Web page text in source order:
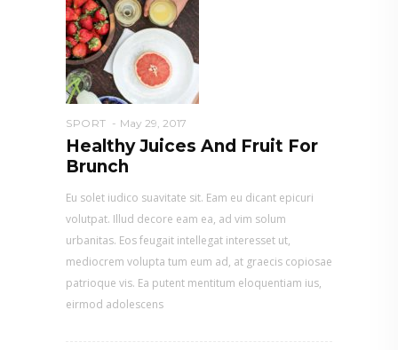
SPORT May 29, 2017
Healthy Juices And Fruit For
Brunch
Eu solet iudico suavitate sit. Eam eu dicant epicuri
volutpat. Illud decore eam ea, ad vim solum
urbanitas. Eos feugait intellegat interesset ut,
mediocrem volupta tum eum ad, at graecis copiosae
patrioque vis. Ea putent mentitum eloquentiam ius,
eirmod adolescens